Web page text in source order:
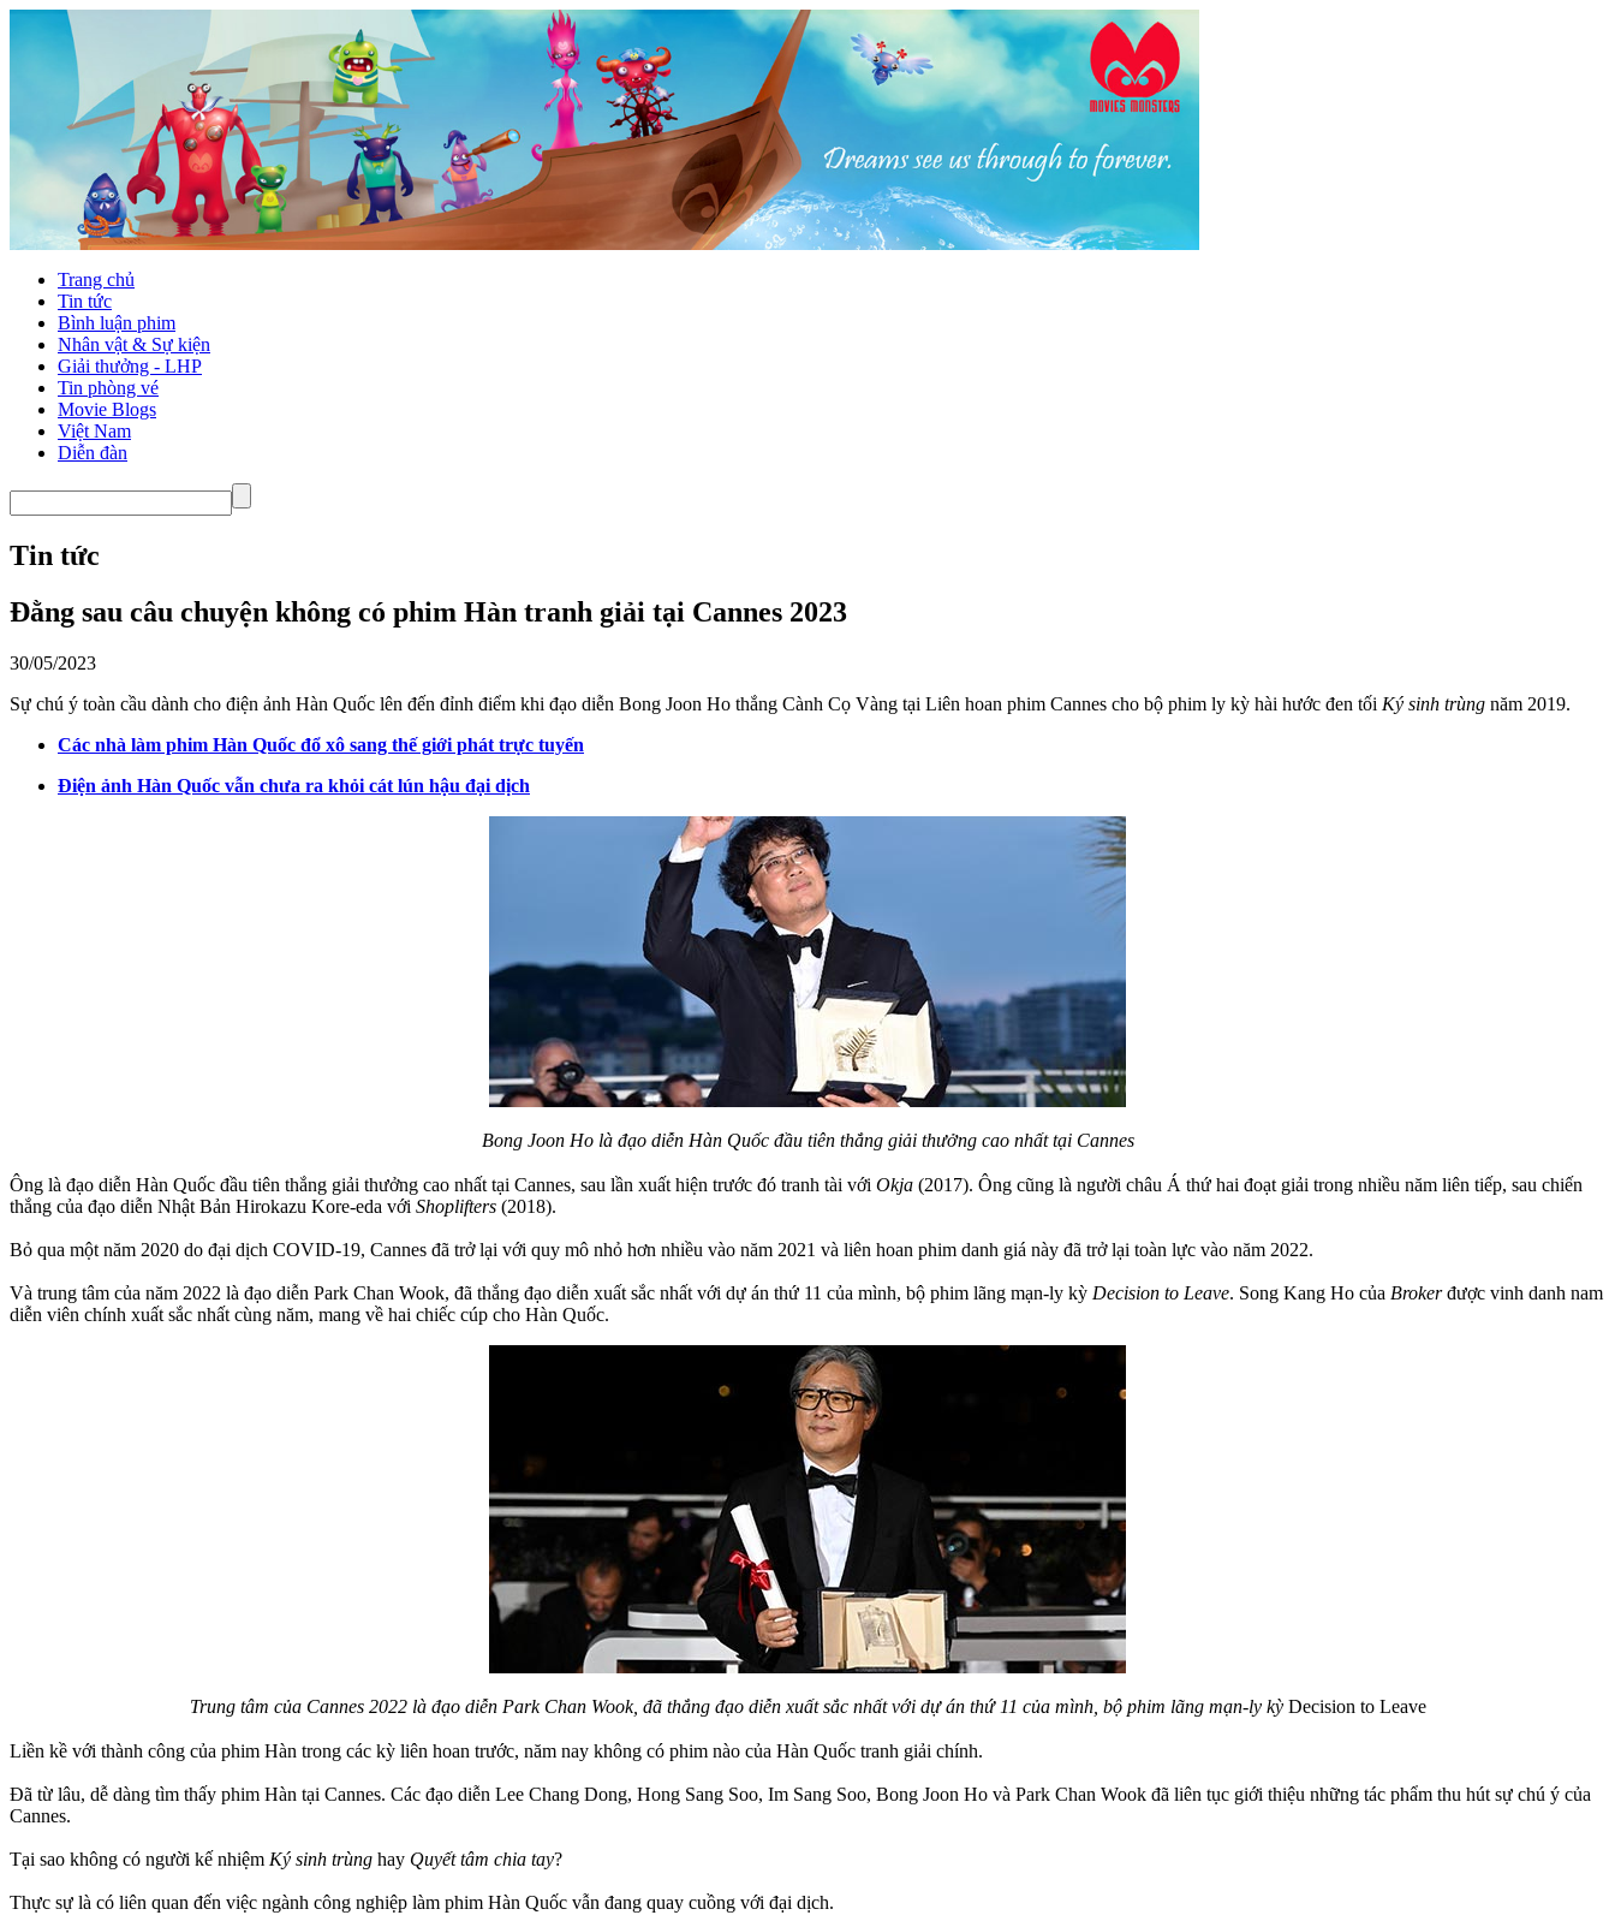
Trang chủ
Tin tức
Bình luận phim
Nhân vật & Sự kiện
Giải thưởng - LHP
Tin phòng vé
Movie Blogs
Việt Nam
Diễn đàn
Tin tức
Đằng sau câu chuyện không có phim Hàn tranh giải tại Cannes 2023
30/05/2023
Sự chú ý toàn cầu dành cho điện ảnh Hàn Quốc lên đến đỉnh điểm khi đạo diễn Bong Joon Ho thắng Cành Cọ Vàng tại Liên hoan phim Cannes cho bộ phim ly kỳ hài hước đen tối Ký sinh trùng năm 2019.
Các nhà làm phim Hàn Quốc đổ xô sang thế giới phát trực tuyến
Điện ảnh Hàn Quốc vẫn chưa ra khỏi cát lún hậu đại dịch
Bong Joon Ho là đạo diễn Hàn Quốc đầu tiên thắng giải thưởng cao nhất tại Cannes
Ông là đạo diễn Hàn Quốc đầu tiên thắng giải thưởng cao nhất tại Cannes, sau lần xuất hiện trước đó tranh tài với Okja (2017). Ông cũng là người châu Á thứ hai đoạt giải trong nhiều năm liên tiếp, sau chiến
thắng của đạo diễn Nhật Bản Hirokazu Kore-eda với Shoplifters (2018).
Bỏ qua một năm 2020 do đại dịch COVID-19, Cannes đã trở lại với quy mô nhỏ hơn nhiều vào năm 2021 và liên hoan phim danh giá này đã trở lại toàn lực vào năm 2022.
Và trung tâm của năm 2022 là đạo diễn Park Chan Wook, đã thắng đạo diễn xuất sắc nhất với dự án thứ 11 của mình, bộ phim lãng mạn-ly kỳ Decision to Leave. Song Kang Ho của Brokerđược vinh danh nam
diễn viên chính xuất sắc nhất cùng năm, mang về hai chiếc cúp cho Hàn Quốc.
Trung tâm của Cannes 2022 là đạo diễn Park Chan Wook, đã thắng đạo diễn xuất sắc nhất với dự án thứ 11 của mình, bộ phim lãng mạn-ly kỳ Decision to Leave
Liền kề với thành công của phim Hàn trong các kỳ liên hoan trước, năm nay không có phim nào của Hàn Quốc tranh giải chính.
Đã từ lâu, dễ dàng tìm thấy phim Hàn tại Cannes. Các đạo diễn Lee Chang Dong, Hong Sang Soo, Im Sang Soo, Bong Joon Ho và Park Chan Wook đã liên tục giới thiệu những tác phẩm thu hút sự chú ý của
Cannes.
Tại sao không có người kế nhiệm Ký sinh trùng hay Quyết tâm chia tay?
Thực sự là có liên quan đến việc ngành công nghiệp làm phim Hàn Quốc vẫn đang quay cuồng với đại dịch.